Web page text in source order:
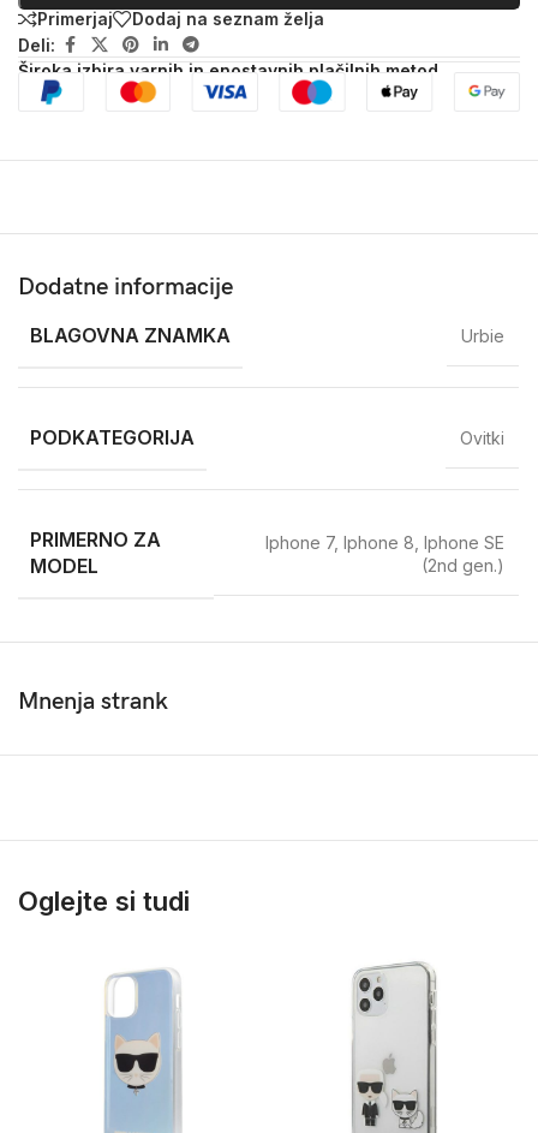
Primerjaj
Dodaj na seznam želja
Deli:
Široka izbira varnih in enostavnih plačilnih metod
Dodatne informacije
BLAGOVNA ZNAMKA Urbie
PODKATEGORIJA Ovitki
PRIMERNO ZA
MODEL
Iphone 7, Iphone 8 Iphone SE
(2nd gen.)
Mnenja strank
Oglejte si tudi